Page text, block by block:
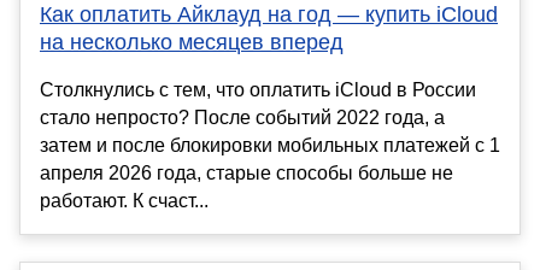
Как оплатить Айклауд на год — купить iCloud
на несколько месяцев вперед
Столкнулись с тем, что оплатить iCloud в России
стало непросто? После событий 2022 года, а
затем и после блокировки мобильных платежей с 1
апреля 2026 года, старые способы больше не
работают. К счаст...